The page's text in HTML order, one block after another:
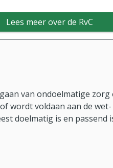
Lees meer over de RvC
van ondoelmatige zorg
wordt voldaan aan de wet-
doelmatig is en passend